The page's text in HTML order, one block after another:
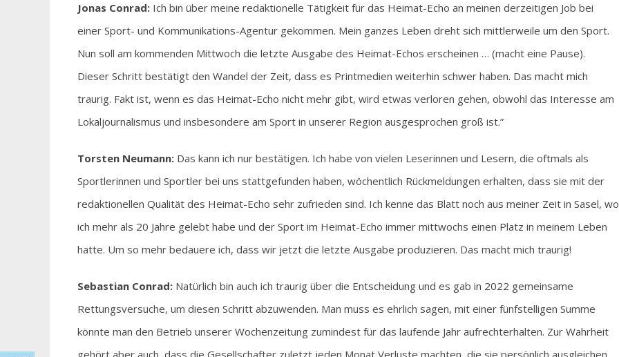
Jonas Conrad: Ich bin über meine redaktionelle Tätigkeit für das Heimat-Echo an meinen derzeitigen Job bei
einer Sport- und Kommunikations-Agentur gekommen. Mein ganzes Leben dreht sich mittlerweile um den Sport.
Nun soll am kommenden Mittwoch die letzte Ausgabe des Heimat-Echos erscheinen … (macht eine Pause).
Dieser Schritt bestätigt den Wandel der Zeit, dass es Printmedien weiterhin schwer haben. Das macht mich
traurig. Fakt ist, wenn es das Heimat-Echo nicht mehr gibt, wird etwas verloren gehen, obwohl das Interesse am
Lokaljournalismus und insbesondere am Sport in unserer Region ausgesprochen groß ist.”
Torsten Neumann: Das kann ich nur bestätigen. Ich habe von vielen Leserinnen und Lesern, die oftmals als
Sportlerinnen und Sportler bei uns stattgefunden haben, wöchentlich Rückmeldungen erhalten, dass sie mit der
redaktionellen Qualität des Heimat-Echo sehr zufrieden sind. Ich kenne das Blatt noch aus meiner Zeit in Sasel, wo
ich mehr als 20 Jahre gelebt habe und der Sport im Heimat-Echo immer mittwochs einen Platz in meinem Leben
hatte. Um so mehr bedauere ich, dass wir jetzt die letzte Ausgabe produzieren. Das macht mich traurig!
Sebastian Conrad: Natürlich bin auch ich traurig über die Entscheidung und es gab in 2022 gemeinsame
Rettungsversuche, um diesen Schritt abzuwenden. Man muss es ehrlich sagen, mit einer fünfstelligen Summe
könnte man den Betrieb unserer Wochenzeitung zumindest für das laufende Jahr aufrechterhalten. Zur Wahrheit
gehört aber auch, dass die Gesellschafter zuletzt jeden Monat Verluste machten, die sie persönlich ausgleichen